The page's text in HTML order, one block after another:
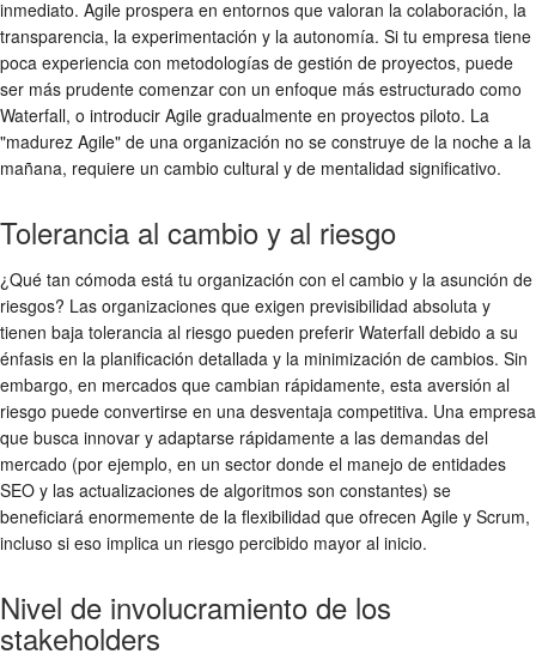
inmediato. Agile prospera en entornos que valoran la colaboración, la
transparencia, la experimentación y la autonomía. Si tu empresa tiene
poca experiencia con metodologías de gestión de proyectos, puede
ser más prudente comenzar con un enfoque más estructurado como
Waterfall, o introducir Agile gradualmente en proyectos piloto. La
"madurez Agile" de una organización no se construye de la noche a la
mañana, requiere un cambio cultural y de mentalidad significativo.
Tolerancia al cambio y al riesgo
¿Qué tan cómoda está tu organización con el cambio y la asunción de
riesgos? Las organizaciones que exigen previsibilidad absoluta y
tienen baja tolerancia al riesgo pueden preferir Waterfall debido a su
énfasis en la planificación detallada y la minimización de cambios. Sin
embargo, en mercados que cambian rápidamente, esta aversión al
riesgo puede convertirse en una desventaja competitiva. Una empresa
que busca innovar y adaptarse rápidamente a las demandas del
mercado (por ejemplo, en un sector donde el manejo de entidades
SEO y las actualizaciones de algoritmos son constantes) se
beneficiará enormemente de la flexibilidad que ofrecen Agile y Scrum,
incluso si eso implica un riesgo percibido mayor al inicio.
Nivel de involucramiento de los
stakeholders